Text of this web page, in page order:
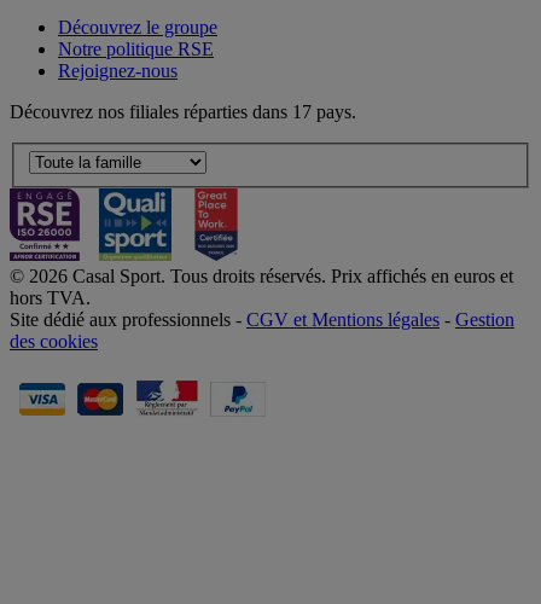
Découvrez le groupe
Notre politique RSE
Rejoignez-nous
Découvrez nos filiales réparties dans 17 pays.
© 2026 Casal Sport. Tous droits réservés. Prix affichés en euros et
hors TVA.
Site dédié aux professionnels - CGV et Mentions légales - Gestion
des cookies